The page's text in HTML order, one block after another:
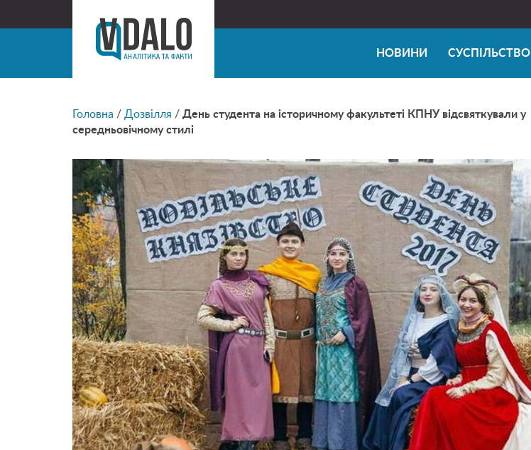
НОВИНИ СУСПІЛЬСТВО
Головна / Дозвілля / День студента на історичному факультеті КПНУ відсвяткували у
середньовічному стилі